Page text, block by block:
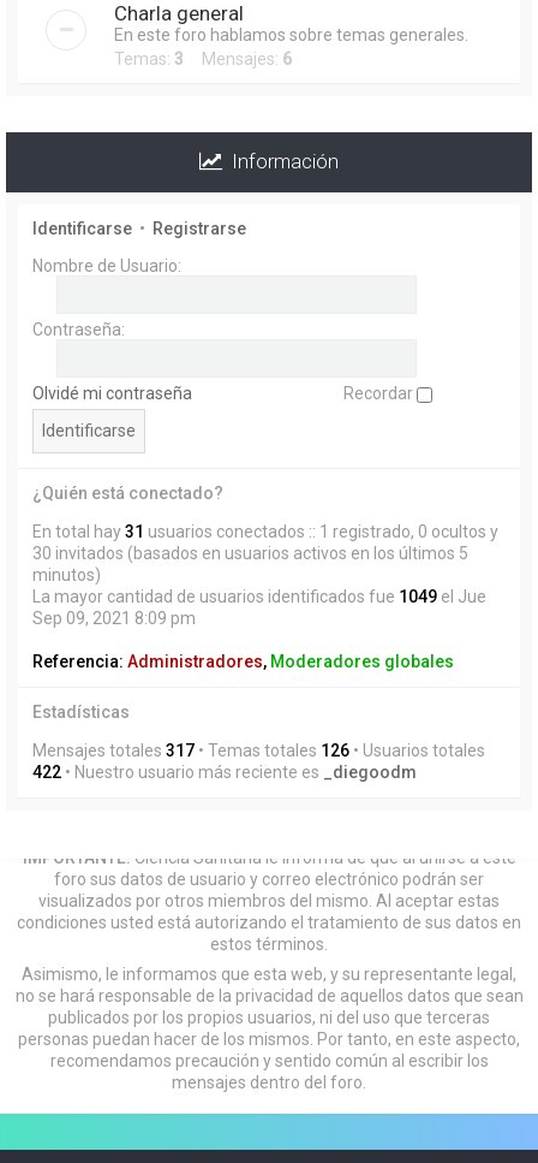
Charla general
En este foro hablamos sobre temas generales.
Temas: 3 Mensajes: 6
Información
Identificarse • Registrarse
Nombre de Usuario:
Contraseña:
Olvidé mi contraseña Recordar
¿Quién está conectado?
En total hay31 usuarios conectados :: 1 registrado, 0 ocultos y
30 invitados (basados en usuarios activos en los últimos 5
minutos)
La mayor cantidad de usuarios identificados fue 1049 el Jue
Sep 09, 2021 8:09 pm
Referencia: Administradores, Moderadores globales
Estadísticas
Mensajes totales 317 • Temas totales 126 • Usuarios totales
422 • Nuestro usuario más reciente es _diegoodm
IMPORTANTE: Ciencia Sanitaria le informa de que al unirse a este
foro sus datos de usuario y correo electrónico podrán ser
visualizados por otros miembros del mismo. Al aceptar estas
condiciones usted está autorizando el tratamiento de sus datos en
estos términos.
Asimismo, le informamos que esta web, y su representante legal,
no se hará responsable de la privacidad de aquellos datos que sean
publicados por los propios usuarios, ni del uso que terceras
personas puedan hacer de los mismos. Por tanto, en este aspecto,
recomendamos precaución y sentido común al escribir los
mensajes dentro del foro.